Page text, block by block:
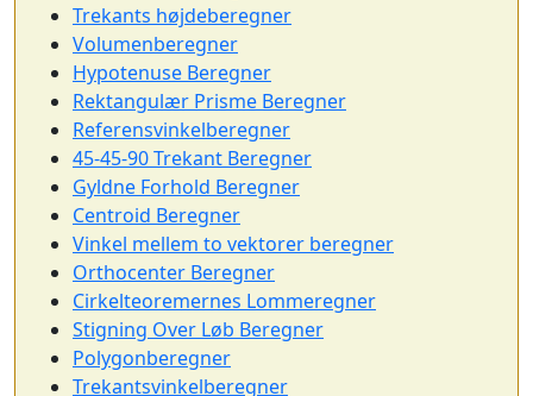
Trekants højdeberegner
Volumenberegner
Hypotenuse Beregner
Rektangulær Prisme Beregner
Referensvinkelberegner
45-45-90 Trekant Beregner
Gyldne Forhold Beregner
Centroid Beregner
Vinkel mellem to vektorer beregner
Orthocenter Beregner
Cirkelteoremernes Lommeregner
Stigning Over Løb Beregner
Polygonberegner
Trekantsvinkelberegner